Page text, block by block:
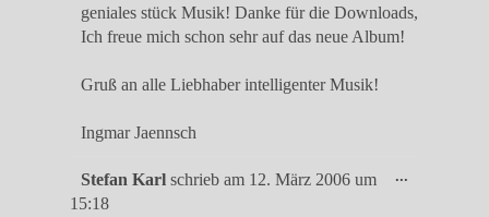
geniales stück Musik! Danke für die Downloads,
Ich freue mich schon sehr auf das neue Album!
Gruß an alle Liebhaber intelligenter Musik!
Ingmar Jaennsch
Stefan Karlschrieb am 12. März 2006 um
15:18
...Diese